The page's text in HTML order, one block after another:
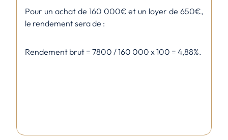
Pour un achat de 160 000€ et un loyer de 650€,
le rendement sera de :
Rendement brut = 7800 / 160 000 x 100 = 4,88%.